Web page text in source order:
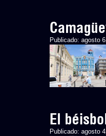
Publicado: agosto
El
Publicado: agosto